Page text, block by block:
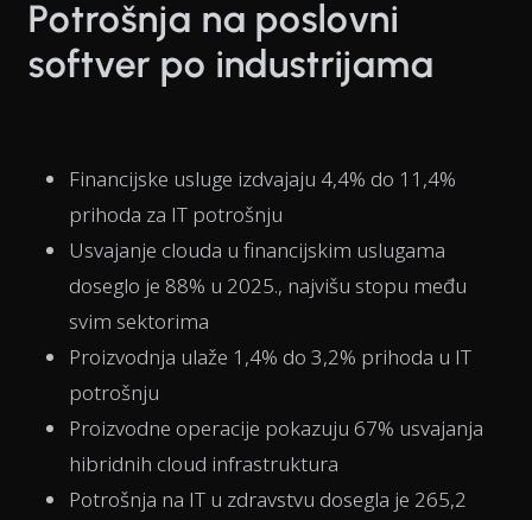
Potrošnja na poslovni
softver po industrijama
Financijske usluge izdvajaju 4,4% do 11,4%
prihoda za IT potrošnju
Usvajanje clouda u financijskim uslugama
doseglo je 88% u 2025., najvišu stopu među
svim sektorima
Proizvodnja ulaže 1,4% do 3,2% prihoda u IT
potrošnju
Proizvodne operacije pokazuju 67% usvajanja
hibridnih cloud infrastruktura
Potrošnja na IT u zdravstvu dosegla je 265,2